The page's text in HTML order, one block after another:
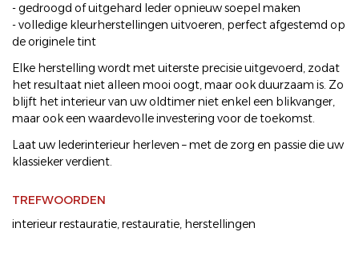
- gedroogd of uitgehard leder opnieuw soepel maken
- volledige kleurherstellingen uitvoeren, perfect afgestemd op
de originele tint
Elke herstelling wordt met uiterste precisie uitgevoerd, zodat
het resultaat niet alleen mooi oogt, maar ook duurzaam is. Zo
blijft het interieur van uw oldtimer niet enkel een blikvanger,
maar ook een waardevolle investering voor de toekomst.
Laat uw lederinterieur herleven – met de zorg en passie die uw
klassieker verdient.
TREFWOORDEN
interieur restauratie,restauratie, herstellingen